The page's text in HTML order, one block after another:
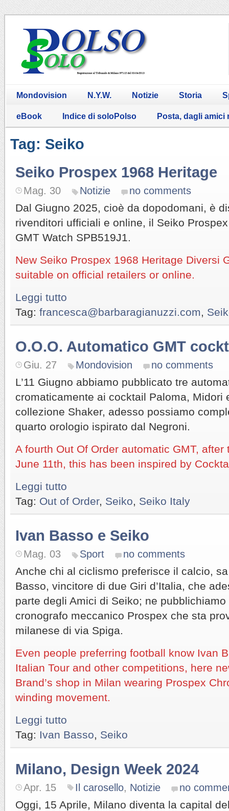
Mondovision N.Y.W. Notizie Storia
eBook Indice di soloPolso Posta, dagli amici
Tag: Seiko
Seiko Prospex 1968 Heritage
Mag. 30 Notizie no comments
Dal Giugno 2025, cioè da dopodomani, è
rivenditori ufficiali e online, il Seiko
GMT Watch SPB519J1.
New Seiko Prospex 1968 Heritage Diversi
suitable on official retailers or online.
Leggi tutto
Tag: francesca@barbaragianuzzi.com
O.O.O. Automatico GMT
Giu. 27 Mondovision no comments
L’11 Giugno abbiamo pubblicato tre
cromaticamente ai cocktail Paloma, Midori
collezione Shaker, adesso possiamo
quarto orologio ispirato dal Negroni.
A fourth Out Of Order automatic GMT,
June 11th, this has been inspired by
Leggi tutto
Tag: Out of Order, Seiko Seiko Italy
Ivan Basso e Seiko
Mag. 03 Sport no comments
Anche chi al ciclismo preferisce il calcio,
Basso, vincitore di due Giri d’Italia, che
parte degli Amici di Seiko; ne
cronografo meccanico Prospex che sta
milanese di via Spiga.
Even people preferring football know Ivan
Italian Tour and other competitions, here
Brand’s shop in Milan wearing Prospex
winding movement.
Leggi tutto
Tag: Ivan Basso Seiko
Milano, Design Week 2024
Apr. 15 Il carosello, Notizie no
Oggi, 15 Aprile, Milano diventa la capital